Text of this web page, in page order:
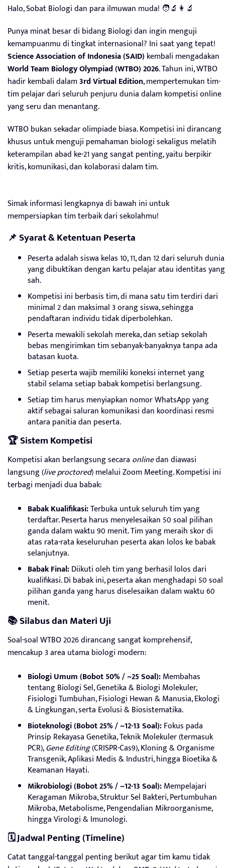
Halo, Sobat Biologi dan para ilmuwan muda! 🧑‍🔬👩‍🔬
Punya minat besar di bidang Biologi dan ingin menguji
kemampuanmu di tingkat internasional? Ini saat yang tepat!
Science Association of Indonesia (SAID) kembali mengadakan
World Team Biology Olympiad (WTBO) 2026. Tahun ini, WTBO
hadir kembali dalam3rd Virtual Edition, mempertemukan tim-
tim pelajar dari seluruh penjuru dunia dalam kompetisi online
yang seru dan menantang.
WTBO bukan sekadar olimpiade biasa. Kompetisi ini dirancang
khusus untuk menguji pemahaman biologi sekaligus melatih
keterampilan abad ke-21 yang sangat penting, yaitu berpikir
kritis, komunikasi, dan kolaborasi dalam tim.
Simak informasi lengkapnya di bawah ini untuk
mempersiapkan tim terbaik dari sekolahmu!
📌 Syarat & Ketentuan Peserta
Peserta adalah siswa kelas 10, 11, dan 12 dari seluruh dunia
yang dibuktikan dengan kartu pelajar atau identitas yang
sah.
Kompetisi ini berbasis tim, di mana satu tim terdiri dari
minimal 2 dan maksimal 3 orang siswa, sehingga
pendaftaran individu tidak diperbolehkan.
Peserta mewakili sekolah mereka, dan setiap sekolah
bebas mengirimkan tim sebanyak-banyaknya tanpa ada
batasan kuota.
Setiap peserta wajib memiliki koneksi internet yang
stabil selama setiap babak kompetisi berlangsung.
Setiap tim harus menyiapkan nomor WhatsApp yang
aktif sebagai saluran komunikasi dan koordinasi resmi
antara panitia dan peserta.
🏆 Sistem Kompetisi
Kompetisi akan berlangsung secara onlinedan diawasi
langsung (live proctored) melalui Zoom Meeting. Kompetisi ini
terbagi menjadi dua babak:
Babak Kualifikasi:Terbuka untuk seluruh tim yang
terdaftar. Peserta harus menyelesaikan 50 soal pilihan
ganda dalam waktu 90 menit. Tim yang meraih skor di
atas rata-rata keseluruhan peserta akan lolos ke babak
selanjutnya.
Babak Final:Diikuti oleh tim yang berhasil lolos dari
kualifikasi. Di babak ini, peserta akan menghadapi 50 soal
pilihan ganda yang harus diselesaikan dalam waktu 60
menit.
📚 Silabus dan Materi Uji
Soal-soal WTBO 2026 dirancang sangat komprehensif,
mencakup 3 area utama biologi modern:
Biologi Umum (Bobot 50% / ~25 Soal):Membahas
tentang Biologi Sel, Genetika & Biologi Molekuler,
Fisiologi Tumbuhan, Fisiologi Hewan & Manusia, Ekologi
& Lingkungan, serta Evolusi & Biosistematika.
Bioteknologi (Bobot 25% / ~12-13 Soal):Fokus pada
Prinsip Rekayasa Genetika, Teknik Molekuler (termasuk
PCR),Gene Editing(CRISPR-Cas9), Kloning & Organisme
Transgenik, Aplikasi Medis & Industri, hingga Bioetika &
Keamanan Hayati.
Mikrobiologi (Bobot 25% / ~12-13 Soal):Mempelajari
Keragaman Mikroba, Struktur Sel Bakteri, Pertumbuhan
Mikroba, Metabolisme, Pengendalian Mikroorganisme,
hingga Virologi & Imunologi.
🗓️ Jadwal Penting (Timeline)
Catat tanggal-tanggal penting berikut agar tim kamu tidak